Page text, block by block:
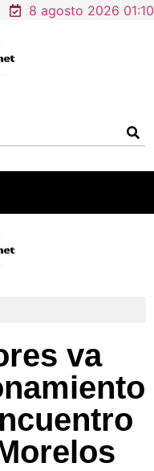
8 agosto 2026 01:10
va